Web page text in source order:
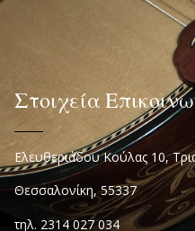
Στοιχεία
Ελευθεριάδου Κούλας 10,
Θεσσαλονίκη, 55337
τηλ. 2314 027 034